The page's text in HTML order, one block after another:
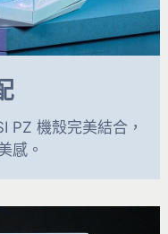
PZ 機殼完美結合，
感。